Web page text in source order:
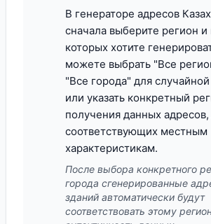
В генераторе адресов
сначала выберите регион и
которых хотите
можете выбрать "Все
"Все города" для
или указать конкретный
получения данных
соответствующих местным
характеристикам.
После выбора конкретного
города сгенерированные
зданий автоматически будут
соответствовать этому